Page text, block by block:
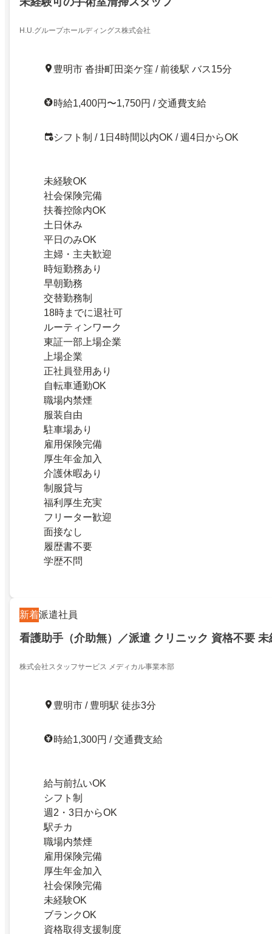
H.U.グループホールディングス株式会社
豊明市 沓掛町田楽ケ窪 / 前後駅 バス15分
時給1,400円〜1,750円 / 交通費支給
シフト制 / 1日4時間以内OK / 週4日からOK
未経験OK
社会保険完備
扶養控除内OK
土日休み
平日のみOK
主婦・主夫歓迎
時短勤務あり
早朝勤務
交替勤務制
18時までに退社可
ルーティンワーク
東証一部上場企業
上場企業
正社員登用あり
自転車通勤OK
職場内禁煙
服装自由
駐車場あり
雇用保険完備
厚生年金加入
介護休暇あり
制服貸与
福利厚生充実
フリーター歓迎
面接なし
履歴書不要
学歴不問
新着派遣社員
看護助手（介助無）／派遣 クリニック 資格不要
株式会社スタッフサービス メディカル事業本部
豊明市 / 豊明駅 徒歩3分
時給1,300円 / 交通費支給
給与前払いOK
シフト制
週2・3日からOK
駅チカ
職場内禁煙
雇用保険完備
厚生年金加入
社会保険完備
未経験OK
ブランクOK
資格取得支援制度